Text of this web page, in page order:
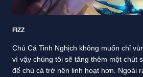
FIZZ
Chú Cá Tinh Nghịch không muốn chỉ
vì vậy chúng tôi sẽ tăng thêm một chút
để chú cá trở nên linh hoạt hơn. Ngoài